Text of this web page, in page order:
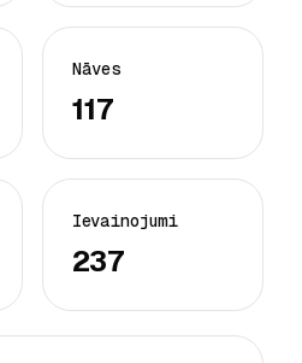
Nāves
117
Ievainojumi
237